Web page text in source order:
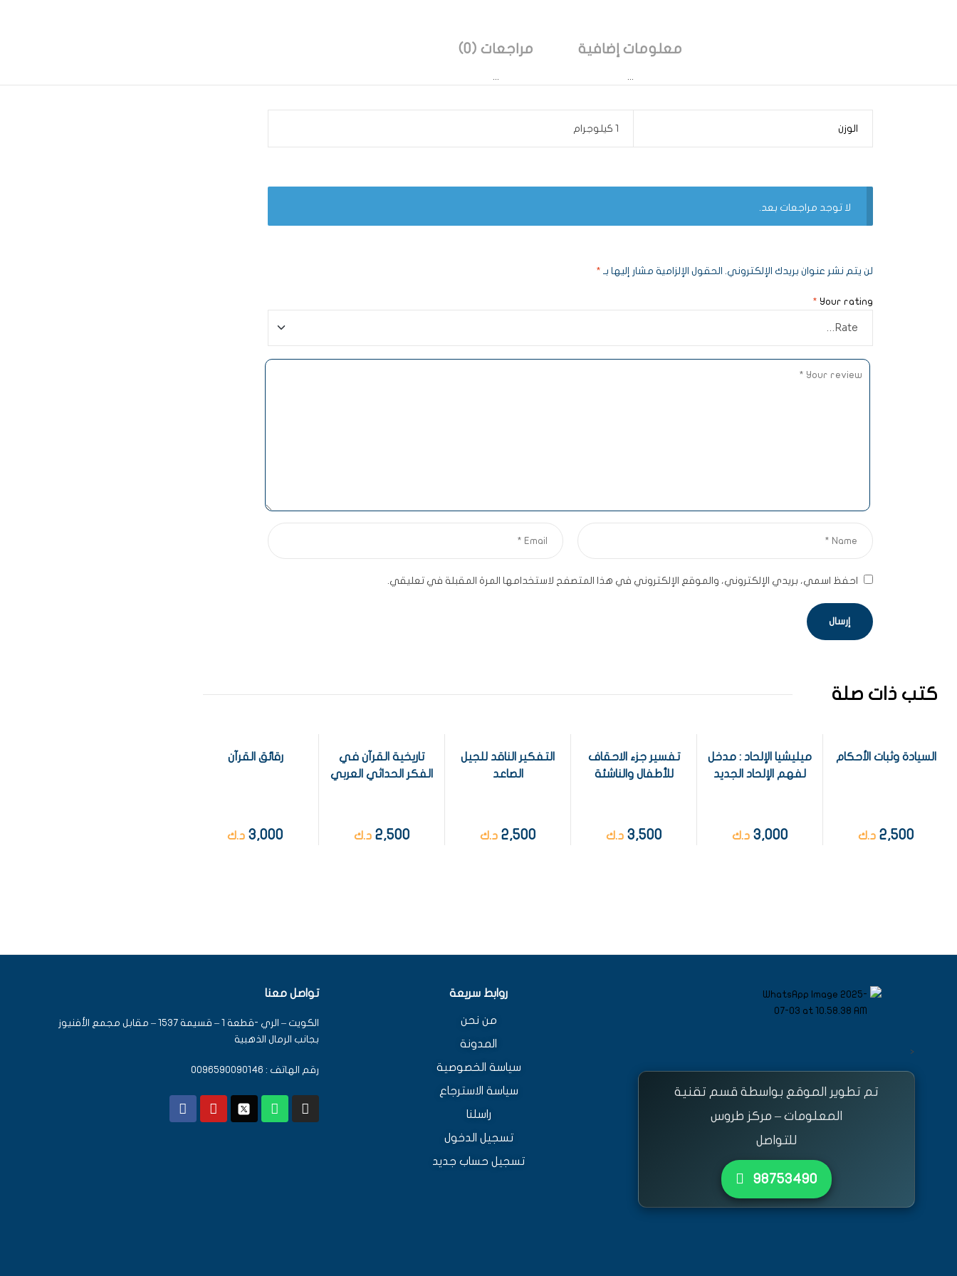
معلومات إضافية مراجعات (0)
الوزن 1 كيلوجرام
لا توجد مراجعات بعد.
لن يتم نشر عنوان بريدك الإلكتروني. الحقول الإلزامية مشار إليها بـ *
Your rating
*
احفظ اسمي، بريدي الإلكتروني، والموقع الإلكتروني في هذا المتصفح لاستخدامها المرة المقبلة في تعليقي.
كتب ذات صلة
السيادة وثبات الأحكام
2,500 د.ك
ميليشيا الإلحاد : مدخل
لفهم الإلحاد الجديد
3,000 د.ك
تفسير جزء الاحقاف
للأطفال والناشئة
3,500 د.ك
التفكير الناقد للجيل
الصاعد
2,500 د.ك
تاريخية القرآن في
الفكر الحداثي العربي
2,500 د.ك
رقائق القرآن
3,000 د.ك
<
تم تطوير الموقع بواسطة قسم تقنية
المعلومات – مركز طروس
للتواصل
٩٨٧٥٣٤٩٠
روابط سريعة
من نحن
المدونة
سياسة الخصوصية
سياسة الاسترجاع
راسلنا
تسجيل الدخول
تسجيل حساب جديد
تواصل معنا
الكويت – الري -قطعة 1 – قسيمة 1537 – مقابل مجمع الأفنيوز
بجانب الرمال الذهبية
رقم الهاتف : 0096590090146